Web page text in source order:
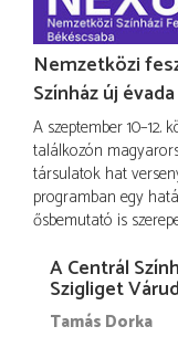
Nemzetközi
Színház új évada
A szeptember
találkozón
társulatok hat
programban egy
ősbemutató is
A Centrál
Szigliget
Tamás Dorka